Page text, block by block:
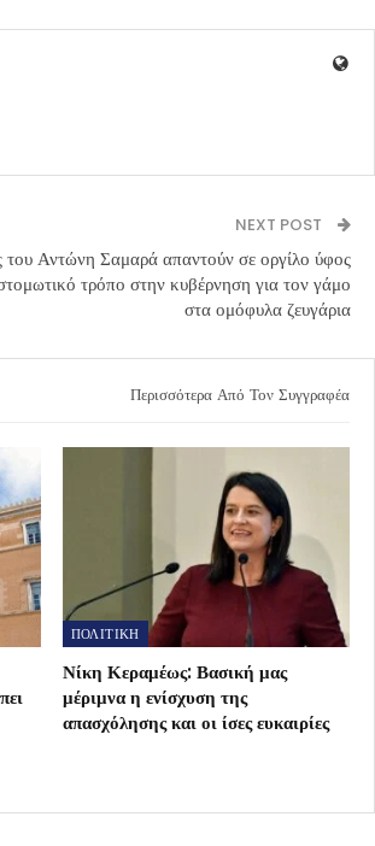
NEXT POST
του Αντώνη Σαμαρά απαντούν σε οργίλο ύφος
τρόπο στην κυβέρνηση για τον γάμο
στα ομόφυλα ζευγάρια
Περισσότερα Από Τον Συγγραφέα
ΠΟΛΙΤΙΚΗ
Νίκη Κεραμέως: Βασική μας
μέριμνα η ενίσχυση της
απασχόλησης και οι ίσες ευκαιρίες